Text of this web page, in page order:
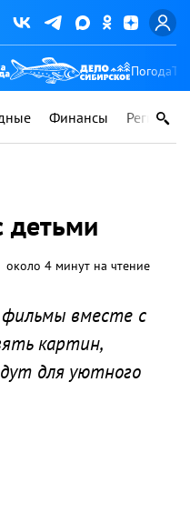
Погода
Финансы Регионы
детьми
около 4 минут на чтение
вместе с
картин,
для уютного